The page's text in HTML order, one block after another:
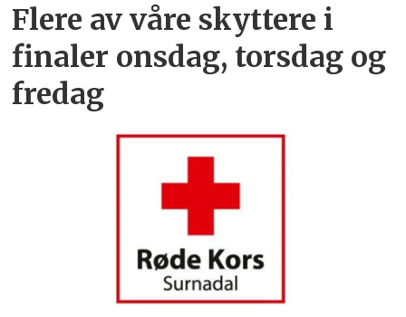
Flere av våre skyttere i
finaler onsdag, torsdag og
fredag